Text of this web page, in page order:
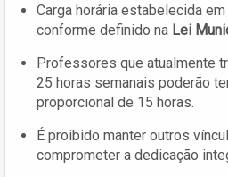
Carga horária estabelecida
conforme definido na Lei
Professores que atualmente
25 horas semanais poderão
proporcional de 15 horas.
É proibido manter outros
comprometer a dedicação